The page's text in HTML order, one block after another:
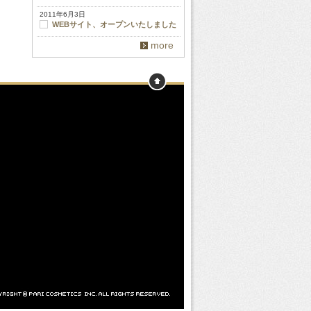
2011年6月3日
WEBサイト、オープンいたしました
more